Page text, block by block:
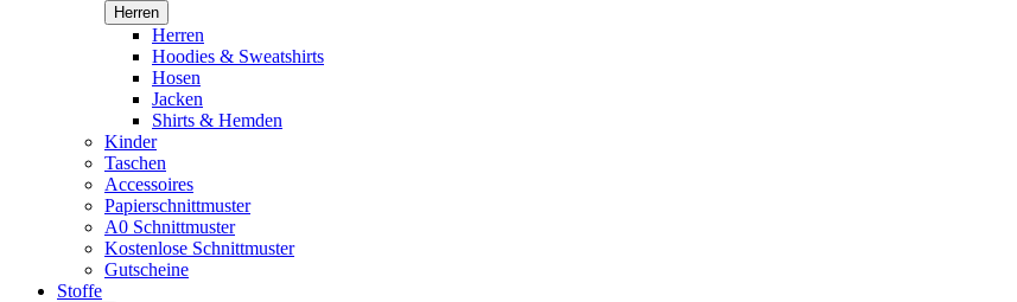
Herren
Herren
Hoodies & Sweatshirts
Hosen
Jacken
Shirts & Hemden
Kinder
Taschen
Accessoires
Papierschnittmuster
A0 Schnittmuster
Kostenlose Schnittmuster
Gutscheine
Stoffe